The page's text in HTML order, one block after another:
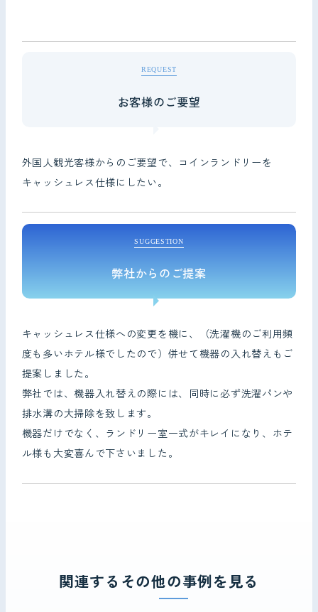
REQUEST
お客様のご要望
外国人観光客様からのご要望で、コインランドリーを
キャッシュレス仕様にしたい。
SUGGESTION
弊社からのご提案
キャッシュレス仕様への変更を機に、（洗濯機のご利用頻
度も多いホテル様でしたので）併せて機器の入れ替えもご
提案しました。
弊社では、機器入れ替えの際には、同時に必ず洗濯パンや
排水溝の大掃除を致します。
機器だけでなく、ランドリー室一式がキレイになり、ホテ
ル様も大変喜んで下さいました。
関連するその他の事例を見る